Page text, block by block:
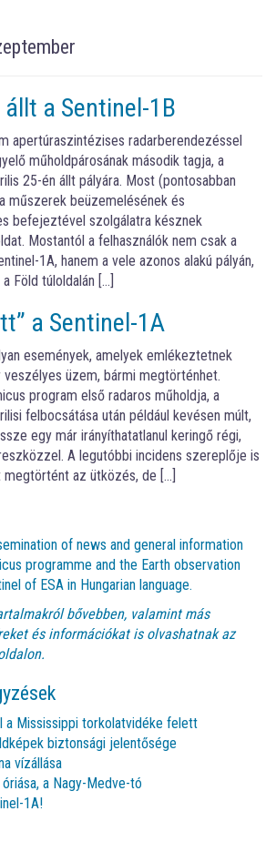
a Sentinel-1B
apertúraszintézises radarberendezéssel
műholdpárosának második tagja, a
25-én állt pályára. Most (pontosabban
műszerek beüzemelésének és
befejeztével szolgálatra késznek
Mostantól a felhasználók nem csak a
1A, hanem a vele azonos alakú pályán,
Föld túloldalán […]
a Sentinel-1A
események, amelyek emlékeztetnek
veszélyes üzem, bármi megtörténhet.
program első radaros műholdja, a
felbocsátása után például kevésen múlt,
egy már irányíthatatlanul keringő régi,
A legutóbbi incidens szereplője is
az ütközés, de […]
of news and general information
programme and the Earth observation
of ESA in Hungarian language.
bővebben, valamint más
és információkat is olvashatnak az
a Mississippi torkolatvidéke felett
biztonsági jelentősége
vízállása
a Nagy-Medve-tó
1A!